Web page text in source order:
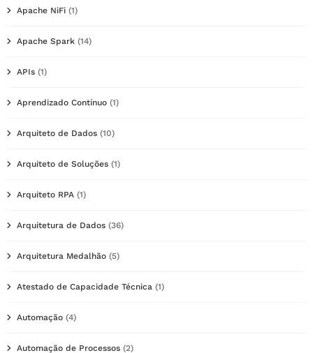
Apache NiFi (1)
Apache Spark (14)
APIs (1)
Aprendizado Contínuo (1)
Arquiteto de Dados (10)
Arquiteto de Soluções (1)
Arquiteto RPA (1)
Arquitetura de Dados (36)
Arquitetura Medalhão (5)
Atestado de Capacidade Técnica (1)
Automação (4)
Automação de Processos (2)